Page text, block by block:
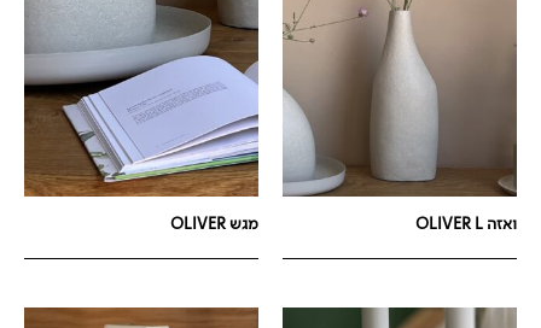
ואזה OLIVER L מגש OLIVER